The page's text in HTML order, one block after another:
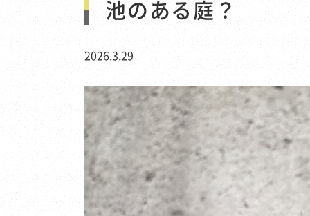
池のある庭？
2026.3.29